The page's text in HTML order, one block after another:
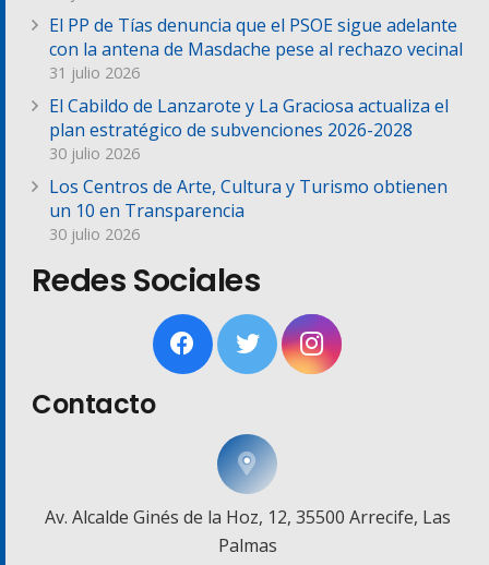
El PP de Tías denuncia que el PSOE sigue adelante
con la antena de Masdache pese al rechazo vecinal
31 julio 2026
El Cabildo de Lanzarote y La Graciosa actualiza el
plan estratégico de subvenciones 2026-2028
30 julio 2026
Los Centros de Arte, Cultura y Turismo obtienen
un 10 en Transparencia
30 julio 2026
Redes Sociales
Contacto
Av. Alcalde Ginés de la Hoz, 12, 35500 Arrecife, Las
Palmas